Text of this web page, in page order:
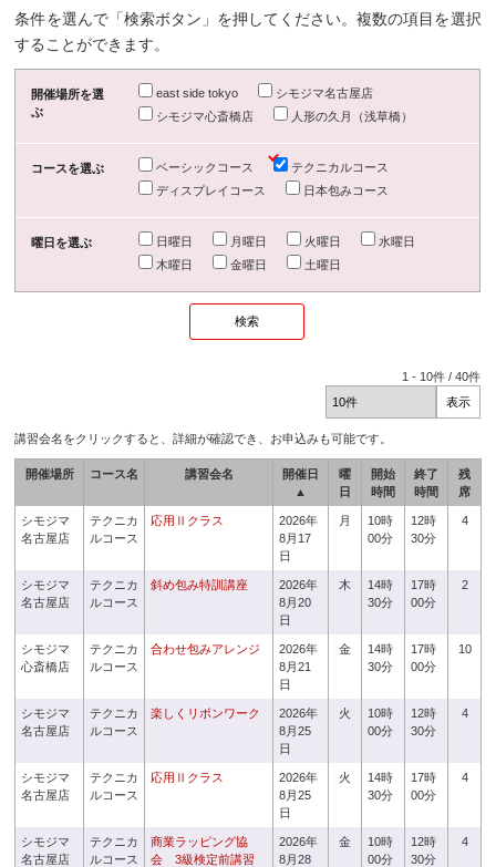
条件を選んで「検索ボタン」を押してください。複数の項目を選択
することができます。
開催場所を選
ぶ
east side tokyo
シモジマ名古屋店
シモジマ心斎橋店
人形の久月（浅草橋）
コースを選ぶ ベーシックコース
テクニカルコース
ディスプレイコース
日本包みコース
曜日を選ぶ 日曜日 月曜日 火曜日
水曜日
木曜日
金曜日 土曜日
1 - 10件 /40件
講習会名をクリックすると、詳細が確認でき、お申込みも可能です。
開催場所 コース名 講習会名
開催日
▲
曜
日
開始
時間
終了
時間
残
席
シモジマ
名古屋店
テクニカ
ルコース
応用Ⅱクラス
2026年
8月17
日
月
10時
00分
12時
30分
4
シモジマ
名古屋店
テクニカ
ルコース
斜め包み特訓講座
2026年
8月20
日
木
14時
30分
17時
00分
2
シモジマ
心斎橋店
テクニカ
ルコース
合わせ包みアレンジ
2026年
8月21
日
金
14時
30分
17時
00分
10
シモジマ
名古屋店
テクニカ
ルコース
楽しくリボンワーク
2026年
8月25
日
火
10時
00分
12時
30分
4
シモジマ
名古屋店
テクニカ
ルコース
応用Ⅱクラス
2026年
8月25
日
火
14時
30分
17時
00分
4
シモジマ
名古屋店
テクニカ
ルコース
商業ラッピング協
会 3級検定前講習
2026年
8月28
金
10時
00分
12時
30分
4